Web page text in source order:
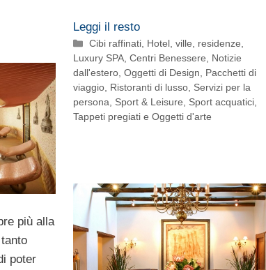
Leggi il resto
Categorie
Cibi raffinati, Hotel, ville, residenze,
Luxury SPA, Centri Benessere, Notizie
dall'estero, Oggetti di Design, Pacchetti di
viaggio, Ristoranti di lusso, Servizi per la
persona, Sport & Leisure, Sport acquatici,
Tappeti pregiati e Oggetti d'arte
più alla
poter